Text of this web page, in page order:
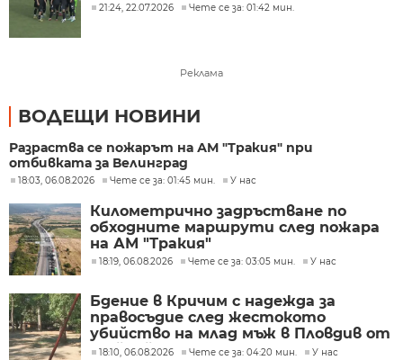
21:24, 22.07.2026 Чете се за: 01:42 мин.
Реклама
ВОДЕЩИ НОВИНИ
Разраства се пожарът на АМ "Тракия" при
отбивката за Велинград
18:03, 06.08.2026 Чете се за: 01:45 мин. У нас
Километрично задръстване по
обходните маршрути след пожара
на АМ "Тракия"
18:19, 06.08.2026 Чете се за: 03:05 мин. У нас
Бдение в Кричим с надежда за
правосъдие след жестокото
убийство на млад мъж в Пловдив от
тийнейджъри
18:10, 06.08.2026 Чете се за: 04:20 мин. У нас